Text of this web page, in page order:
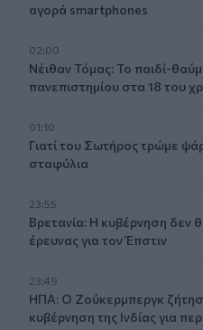
αγορά smartphones
02:00
Νέιθαν Τόμας: Το παιδί-
πανεπιστημίου στα 18 του
01:10
Γιατί του Σωτήρος τρώμε
σταφύλια
23:55
Βρετανία: Η κυβέρνηση δεν
έρευνας για τον Έπστιν
23:49
ΗΠΑ: Ο Ζούκερμπεργκ
κυβέρνηση της Ινδίας για